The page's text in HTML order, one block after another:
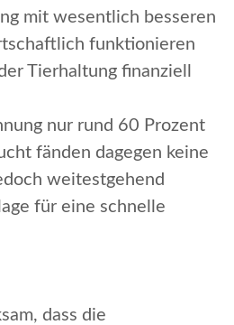
mit wesentlich besseren
funktionieren
Tierhaltung finanziell
nur rund 60 Prozent
fänden dagegen keine
weitestgehend
für eine schnelle
dass die